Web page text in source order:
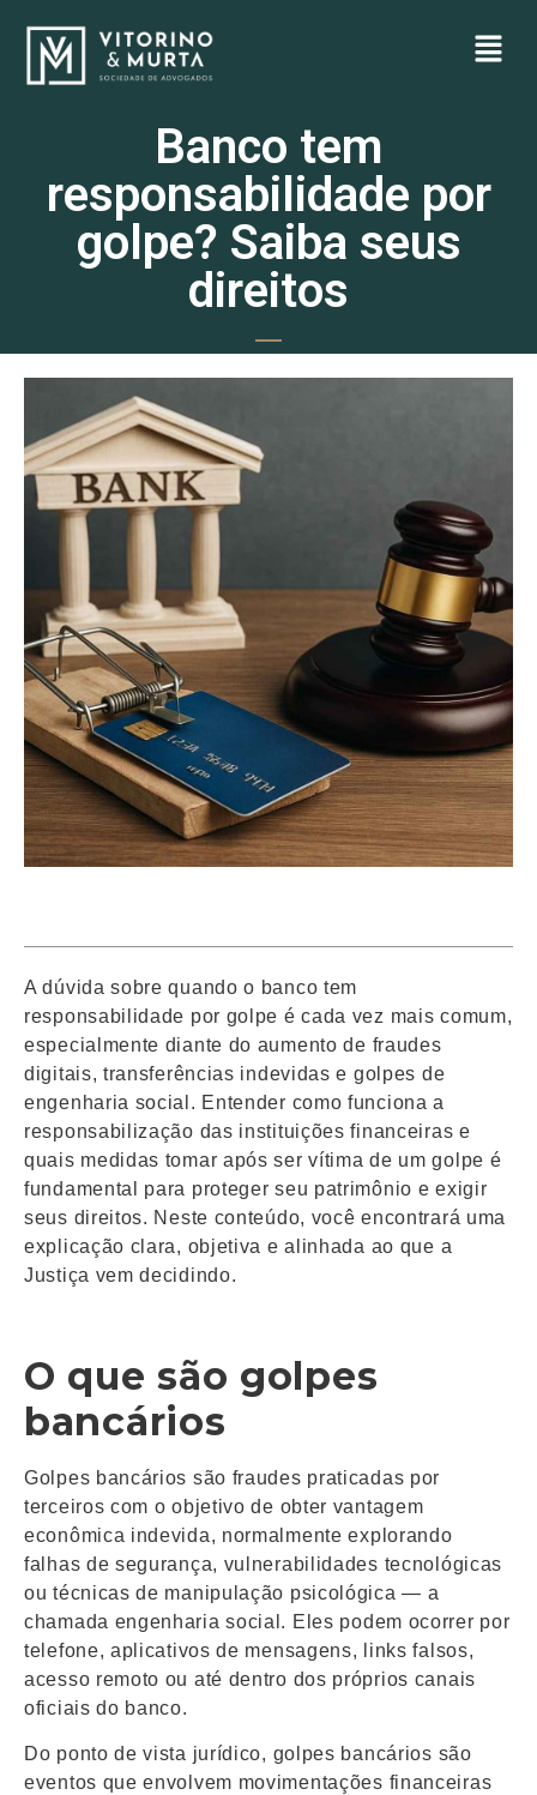
Banco tem
responsabilidade por
golpe? Saiba seus
direitos
A dúvida sobre quando o banco tem
responsabilidade por golpe é cada vez mais comum,
especialmente diante do aumento de fraudes
digitais, transferências indevidas e golpes de
engenharia social. Entender como funciona a
responsabilização das instituições financeiras e
quais medidas tomar após ser vítima de um golpe é
fundamental para proteger seu patrimônio e exigir
seus direitos. Neste conteúdo, você encontrará uma
explicação clara, objetiva e alinhada ao que a
Justiça vem decidindo.
O que são golpes
bancários
Golpes bancários são fraudes praticadas por
terceiros com o objetivo de obter vantagem
econômica indevida, normalmente explorando
falhas de segurança, vulnerabilidades tecnológicas
ou técnicas de manipulação psicológica — a
chamada engenharia social. Eles podem ocorrer por
telefone, aplicativos de mensagens, links falsos,
acesso remoto ou até dentro dos próprios canais
oficiais do banco.
Do ponto de vista jurídico, golpes bancários são
eventos que envolvem movimentações financeiras